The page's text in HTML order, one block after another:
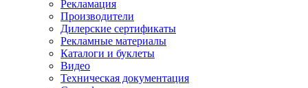
Рекламация
Производители
Дилерские сертификаты
Рекламные материалы
Каталоги и буклеты
Видео
Техническая документация